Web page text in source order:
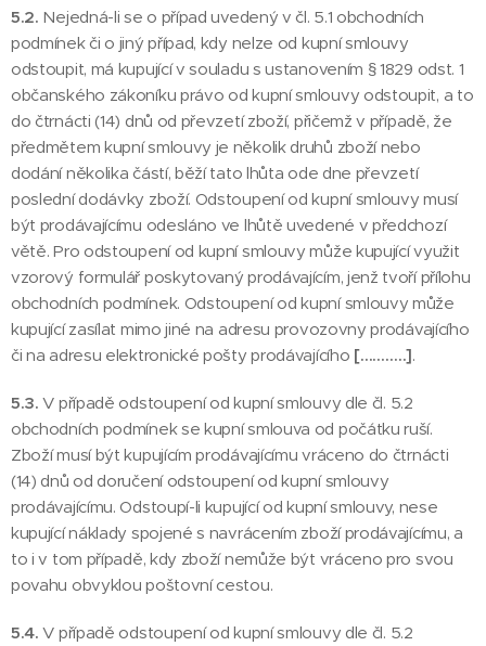
5.2. Nejedná-li se o případ uvedený v čl. 5.1 obchodních
podmínek či o jiný případ, kdy nelze od kupní smlouvy
odstoupit, má kupující v souladu s ustanovením § 1829 odst. 1
občanského zákoníku právo od kupní smlouvy odstoupit, a to
do čtrnácti (14) dnů od převzetí zboží, přičemž v případě, že
předmětem kupní smlouvy je několik druhů zboží nebo
dodání několika částí, běží tato lhůta ode dne převzetí
poslední dodávky zboží. Odstoupení od kupní smlouvy musí
být prodávajícímu odesláno ve lhůtě uvedené v předchozí
větě. Pro odstoupení od kupní smlouvy může kupující využit
vzorový formulář poskytovaný prodávajícím, jenž tvoří přílohu
obchodních podmínek. Odstoupení od kupní smlouvy může
kupující zasílat mimo jiné na adresu provozovny prodávajícího
či na adresu elektronické pošty prodávajícího [………..].
5.3.V případě odstoupení od kupní smlouvy dle čl. 5.2
obchodních podmínek se kupní smlouva od počátku ruší.
Zboží musí být kupujícím prodávajícímu vráceno do čtrnácti
(14) dnů od doručení odstoupení od kupní smlouvy
prodávajícímu. Odstoupí-li kupující od kupní smlouvy, nese
kupující náklady spojené s navrácením zboží prodávajícímu, a
to i v tom případě, kdy zboží nemůže být vráceno pro svou
povahu obvyklou poštovní cestou.
5.4.V případě odstoupení od kupní smlouvy dle čl. 5.2